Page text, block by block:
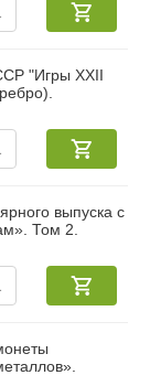
"Игры XXII
выпуска с
Том 2.